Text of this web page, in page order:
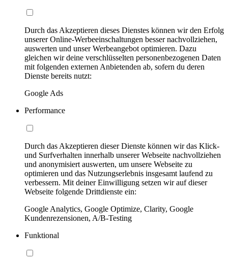
Durch das Akzeptieren dieses Dienstes können wir den Erfolg
unserer Online-Werbeeinschaltungen besser nachvollziehen,
auswerten und unser Werbeangebot optimieren. Dazu
gleichen wir deine verschlüsselten personenbezogenen Daten
mit folgenden externen Anbietenden ab, sofern du deren
Dienste bereits nutzt:
Google Ads
Performance
Durch das Akzeptieren dieser Dienste können wir das Klick-
und Surfverhalten innerhalb unserer Webseite nachvollziehen
und anonymisiert auswerten, um unsere Webseite zu
optimieren und das Nutzungserlebnis insgesamt laufend zu
verbessern. Mit deiner Einwilligung setzen wir auf dieser
Webseite folgende Drittdienste ein:
Google Analytics, Google Optimize, Clarity, Google
Kundenrezensionen, A/B-Testing
Funktional